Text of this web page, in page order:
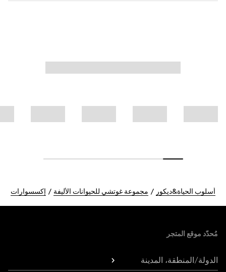
أسلوب الحياة&ديكور مجموعة غوتشي للحيوانات الأليفة إكسسوارات
مُحدّد موقع المتجر
الدولة/المنطقة، المدينة